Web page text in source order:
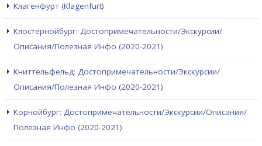
Клагенфурт (Klagenfurt)
Клостернойбург: Достопримечательности/Экскурсии/
Описания/Полезная Инфо (2020-2021)
Книттельфельд: Достопримечательности/Экскурсии/
Описания/Полезная Инфо (2020-2021)
Корнойбург: Достопримечательности/Экскурсии/Описания/
Полезная Инфо (2020-2021)